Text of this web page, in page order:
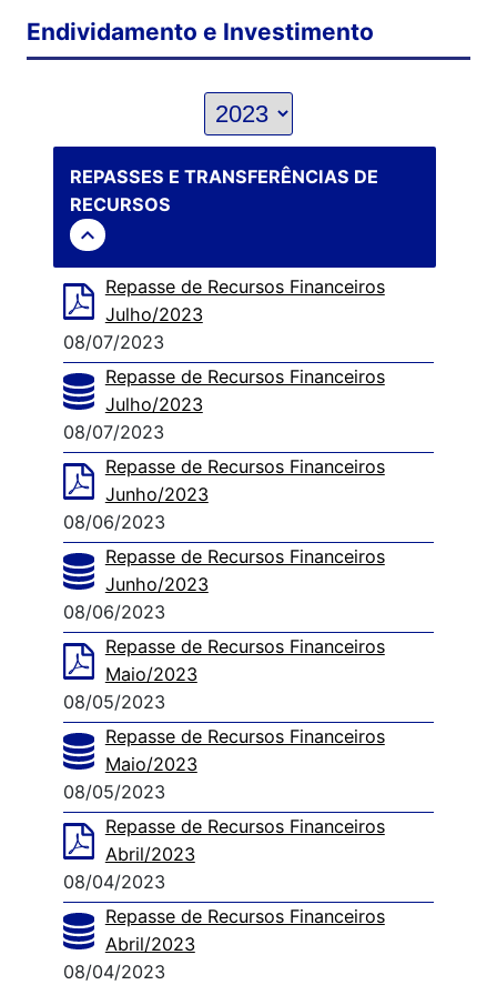
Endividamento e Investimento
REPASSES E TRANSFERÊNCIAS DE
RECURSOS
expand_less
Repasse de Recursos Financeiros
Julho/2023
08/07/2023
Repasse de Recursos Financeiros
Julho/2023
08/07/2023
Repasse de Recursos Financeiros
Junho/2023
08/06/2023
Repasse de Recursos Financeiros
Junho/2023
08/06/2023
Repasse de Recursos Financeiros
Maio/2023
08/05/2023
Repasse de Recursos Financeiros
Maio/2023
08/05/2023
Repasse de Recursos Financeiros
Abril/2023
08/04/2023
Repasse de Recursos Financeiros
Abril/2023
08/04/2023